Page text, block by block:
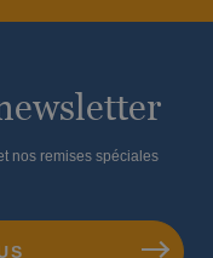
nos remises spéciales